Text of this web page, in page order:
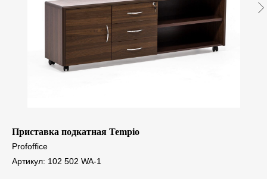
Приставка подкатная Tempio
Profoffice
Артикул: 102 502 WA-1